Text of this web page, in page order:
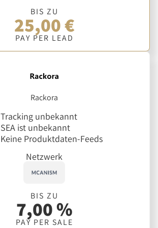
BIS ZU
25,00 €
PAY PER LEAD
Rackora
Tracking unbekannt
SEA ist unbekannt
Keine Produktdaten-Feeds
Netzwerk
BIS ZU
7,00 %
PAY PER SALE